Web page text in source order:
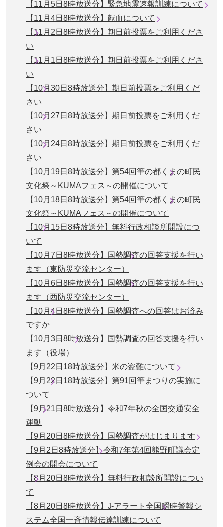
【11月5日8時放送分】緊急地震速報訓練について
【11月4日8時放送分】献血について
【11月2日8時放送分】期日前投票をご利用くださ
い
【11月1日8時放送分】期日前投票をご利用くださ
い
【10月30日8時放送分】期日前投票をご利用くだ
さい
【10月27日8時放送分】期日前投票をご利用くだ
さい
【10月24日8時放送分】期日前投票をご利用くだ
さい
【10月19日8時放送分】第54回筆の都くまの町民
文化祭～KUMAフェス～の開催について
【10月18日8時放送分】第54回筆の都くまの町民
文化祭～KUMAフェス～の開催について
【10月15日8時放送分】無料行政相談所開設につ
いて
【10月7日8時放送分】国勢調査の回答支援を行い
ます（東防災交流センター）
【10月6日8時放送分】国勢調査の回答支援を行い
ます（西防災交流センター）
【10月4日8時放送分】国勢調査への回答はお済み
ですか
【10月3日8時放送分】国勢調査の回答支援を行い
ます（役場）
【9月22日18時放送分】米の盗難について
【9月22日18時放送分】第91回筆まつりの実施に
ついて
【9月21日8時放送分】令和7年秋の全国交通安全
運動
【9月20日8時放送分】国勢調査がはじまります
【9月2日8時放送分】令和7年第4回熊野町議会定
例会の開会について
【8月20日8時放送分】無料行政相談所開設につい
て
【8月20日8時放送分】J-アラート全国瞬時警報シ
ステム全国一斉情報伝達訓練について